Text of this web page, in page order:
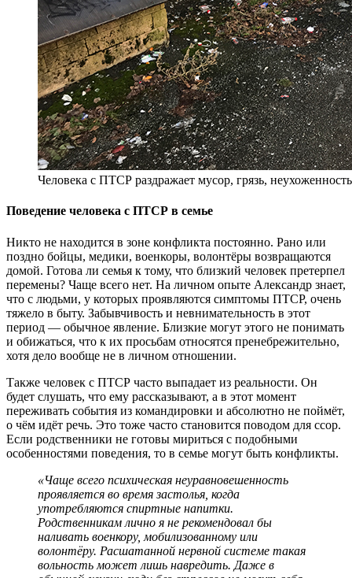
Человека с ПТСР раздражает мусор, грязь,
Поведение человека с ПТСР в семье
Никто не находится в зоне конфликта постоянно. Рано или
поздно бойцы, медики, военкоры, волонтёры возвращаются
домой. Готова ли семья к тому, что близкий человек претерпел
перемены? Чаще всего нет. На личном опыте Александр знает,
что с людьми, у которых проявляются симптомы ПТСР, очень
тяжело в быту. Забывчивость и невнимательность в этот
период — обычное явление. Близкие могут этого не понимать
и обижаться, что к их просьбам относятся пренебрежительно,
хотя дело вообще не в личном отношении.
Также человек с ПТСР часто выпадает из реальности. Он
будет слушать, что ему рассказывают, а в этот момент
переживать события из командировки и абсолютно не поймёт,
о чём идёт речь. Это тоже часто становится поводом для ссор.
Если родственники не готовы мириться с подобными
особенностями поведения, то в семье могут быть конфликты.
«Чаще всего психическая неуравновешенность
проявляется во время застолья, когда
употребляются спиртные напитки.
Родственникам лично я не рекомендовал бы
наливать военкору, мобилизованному или
волонтёру. Расшатанной нервной системе такая
вольность может лишь навредить. Даже в